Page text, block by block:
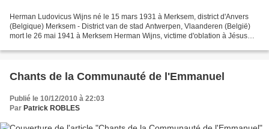
Herman Ludovicus Wijns né le 15 mars 1931 à Merksem, district d'Anvers
(Belgique) Merksem - District van de stad Antwerpen, Vlaanderen (België)
mort le 26 mai 1941 à Merksem Herman Wijns, victime d'oblation à Jésus
Chants de la Communauté de l'Emmanuel
Publié le 10/12/2010 à 22:03
Par Patrick ROBLES